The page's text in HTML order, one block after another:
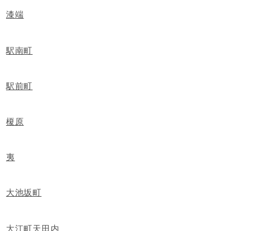
漆端
駅南町
駅前町
榎原
夷
大池坂町
大江町天田内